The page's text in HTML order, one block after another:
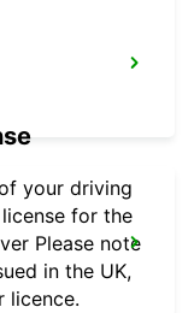
your driving
for the
Please note
in the UK,
licence.